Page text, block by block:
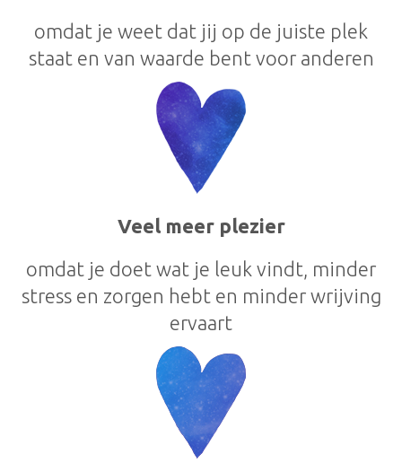
omdat je weet dat jij op de juiste plek
staat en van waarde bent voor anderen
Veel meer plezier
omdat je doet wat je leuk vindt, minder
stress en zorgen hebt en minder wrijving
ervaart